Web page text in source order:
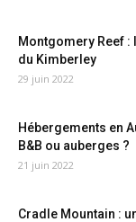
Montgomery Reef
du Kimberley
29 juin 2022
Hébergements en
B&B ou auberges ?
21 juin 2022
Cradle Mountain :